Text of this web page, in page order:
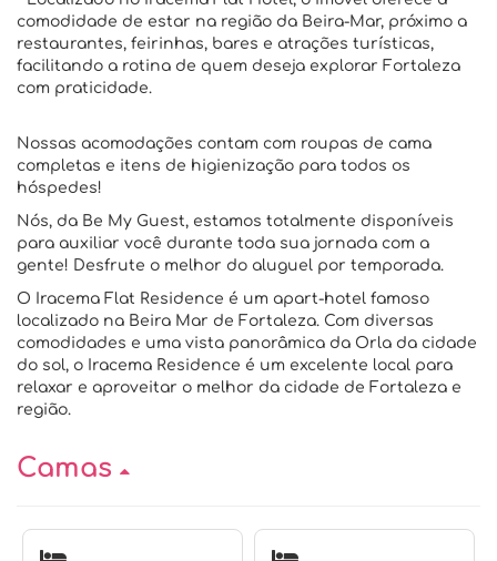
comodidade de estar na região da Beira-Mar, próximo a
restaurantes, feirinhas, bares e atrações turísticas,
facilitando a rotina de quem deseja explorar Fortaleza
com praticidade.
Nossas acomodações contam com roupas de cama
completas e itens de higienização para todos os
hóspedes!
Nós, da Be My Guest, estamos totalmente disponíveis
para auxiliar você durante toda sua jornada com a
gente! Desfrute o melhor do aluguel por temporada.
O Iracema Flat Residence é um apart-hotel famoso
localizado na Beira Mar de Fortaleza. Com diversas
comodidades e uma vista panorâmica da Orla da cidade
do sol, o Iracema Residence é um excelente local para
relaxar e aproveitar o melhor da cidade de Fortaleza e
região.
Camas